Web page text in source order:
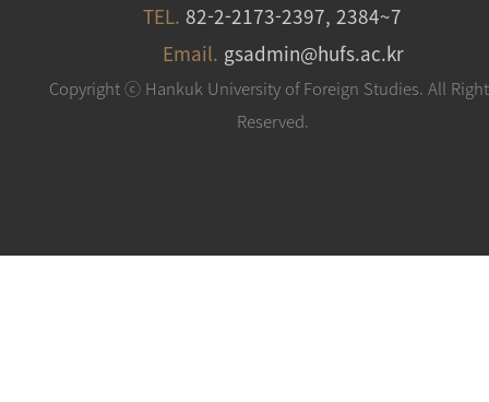
TEL. 82-2-2173-2397, 2384~7
Email. gsadmin@hufs.ac.kr
Copyright ⓒ Hankuk University of Foreign Studies. All
Reserved.